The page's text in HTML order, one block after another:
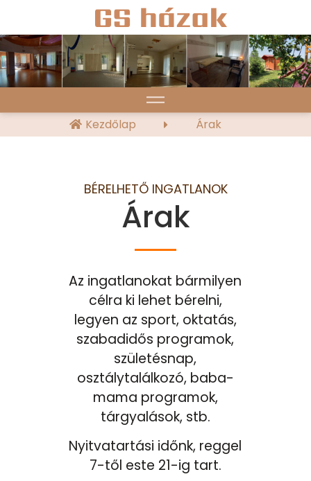
Kezdőlap Árak
BÉRELHETŐ INGATLANOK
Árak
Az ingatlanokat bármilyen
célra ki lehet bérelni,
legyen az sport, oktatás,
szabadidős programok,
születésnap,
osztálytalálkozó, baba-
mama programok,
tárgyalások, stb.
Nyitvatartási időnk, reggel
7-től este 21-ig tart.